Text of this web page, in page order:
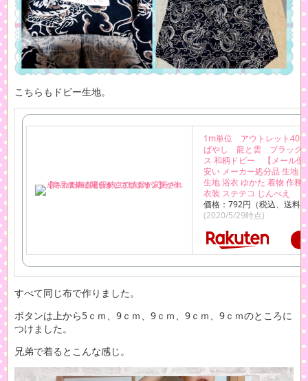
こちらもドビー生地。
1m単位 アウトレット40%
ばやし 龍と雲 ブラック
ス 和柄ドビー 【メール便
安い メーカー処分品 生地
生地 浴衣 ゆかた 着物 作務
衣装 ステテコ じんべえ
価格：792円（税込、送料
(2020/5/29時点)
すべて同じ布で作りました。
ボタンは上から5ｃｍ、9ｃｍ、9ｃｍ、9ｃｍ、9ｃｍのところに
つけました。
兄弟で着るとこんな感じ。